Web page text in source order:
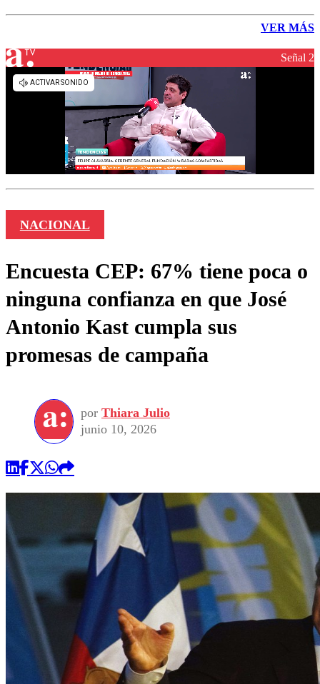
VER MÁS
Señal 2
NACIONAL
Encuesta CEP: 67% tiene poca o
ninguna confianza en que José
Antonio Kast cumpla sus
promesas de campaña
por Thiara Julio
junio 10, 2026